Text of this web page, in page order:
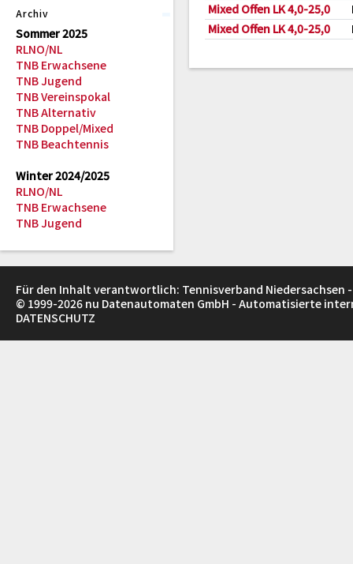
Archiv
Sommer 2025
RLNO/NL
TNB Erwachsene
TNB Jugend
TNB Vereinspokal
TNB Alternativ
TNB Doppel/Mixed
TNB Beachtennis
Winter 2024/2025
RLNO/NL
TNB Erwachsene
TNB Jugend
Mixed Offen LK 4,0-25,0
Mixed Offen LK 4,0-25,0
Für den Inhalt verantwortlich: Tennisverband Niedersachsen -
© 1999-2026 nu Datenautomaten GmbH - Automatisierte
DATENSCHUTZ